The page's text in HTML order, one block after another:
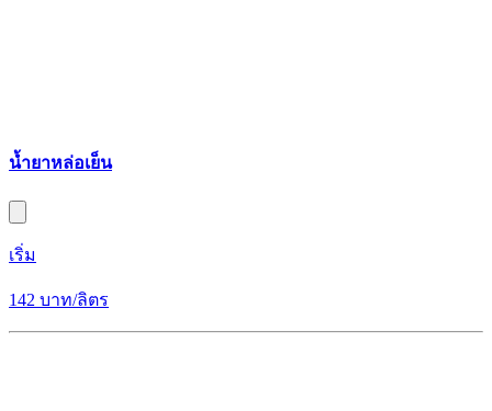
น้ำยาหล่อเย็น
เริ่ม
142 บาท/ลิตร